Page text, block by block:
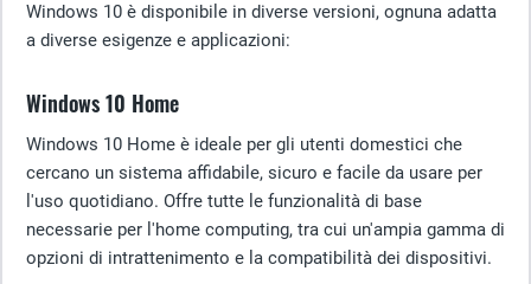
Windows 10 è disponibile in diverse versioni, ognuna adatta
a diverse esigenze e applicazioni:
Windows 10 Home
Windows 10 Home è ideale per gli utenti domestici che
cercano un sistema affidabile, sicuro e facile da usare per
l'uso quotidiano. Offre tutte le funzionalità di base
necessarie per l'home computing, tra cui un'ampia gamma di
opzioni di intrattenimento e la compatibilità dei dispositivi.